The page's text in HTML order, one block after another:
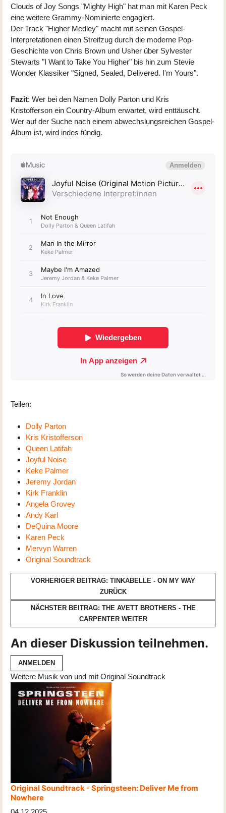
Clouds of Joy Songs "Mighty High" hat man mit Karen Peck
eine weitere Grammy-Nominierte engagiert.
Der Track "Higher Medley" macht mit seinen Gospel-
Interpretationen einen Streifzug durch die moderne Pop-
Geschichte von Chris Brown und Usher über Sylvester
Stewarts "I Want to Take You Higher" bis hin zum Stevie
Wonder Klassiker "Signed, Sealed, Delivered. I'm Yours".
Fazit: Wer bei den Namen Dolly Parton und Kris
Kristofferson ein Country-Album erwartet, wird enttäuscht.
Wer auf der Suche nach einem abwechslungsreichen Gospel-
Album ist, wird indes fündig.
Teilen:
Dolly Parton
Kris Kristofferson
Queen Latifah
Joyful Noise
Keke Palmer
Jeremy Jordan
Kirk Franklin
Angela Grovey
Andy Karl
DeQuina Moore
Karen Peck
Mervyn Warren
Original Soundtrack
VORHERIGER BEITRAG: TINKABELLE - ON MY WAY
ZURÜCK
NÄCHSTER BEITRAG: THE AVETT BROTHERS - THE
CARPENTER WEITER
An dieser Diskussion teilnehmen.
ANMELDEN
Weitere Musik von und mit Original Soundtrack
Original Soundtrack - Springsteen: Deliver Me from
Nowhere